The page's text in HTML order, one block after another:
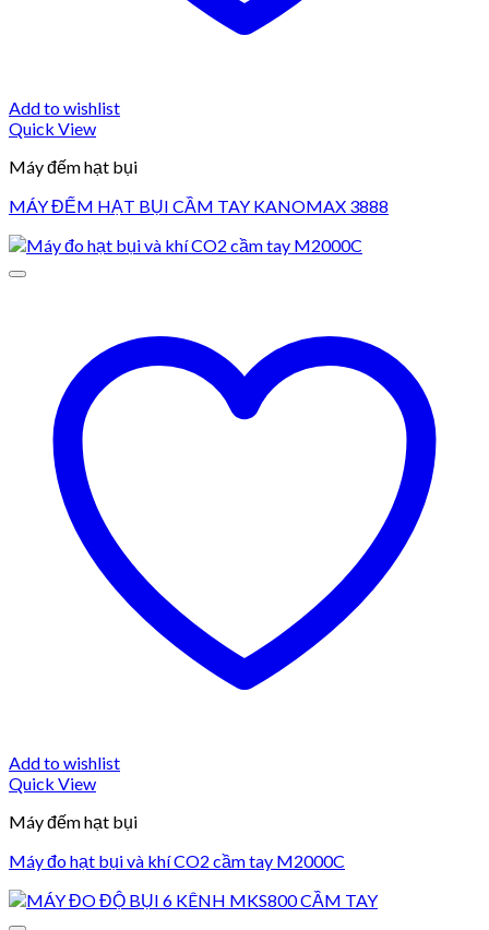
Add to wishlist
Quick View
Máy đếm hạt bụi
MÁY ĐẾM HẠT BỤI CẦM TAY KANOMAX 3888
Add to wishlist
Quick View
Máy đếm hạt bụi
Máy đo hạt bụi và khí CO2 cầm tay M2000C